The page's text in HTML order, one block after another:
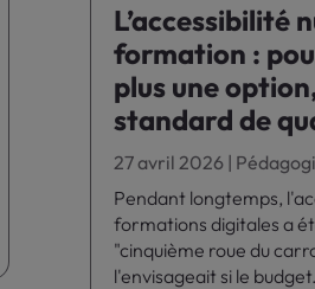
L’accessibilité
formation :
plus une
standard de
27 avril 2026|
Pendant longtemps,
formations digitales a
"cinquième roue du
l'envisageait si le